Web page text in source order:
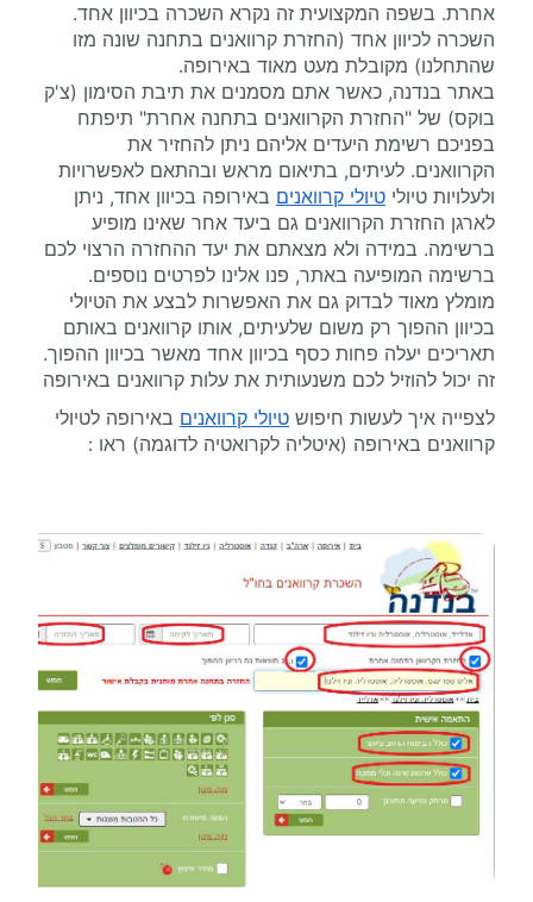
אחרת. בשפה המקצועית זה נקרא השכרה בכיוון אחד.
השכרה לכיוון אחד (החזרת קרוואנים בתחנה שונה מזו
שהתחלנו) מקובלת מעט מאוד באירופה.
באתר בנדנה, כאשר אתם מסמנים את תיבת הסימון (צ'ק
בוקס) של "החזרת הקרוואנים בתחנה אחרת" תיפתח
בפניכם רשימת היעדים אליהם ניתן להחזיר את
הקרוואנים. לעיתים, בתיאום מראש ובהתאם לאפשרויות
ולעלויות טיולי טיולי קרוואנים באירופה בכיוון אחד, ניתן
לארגן החזרת הקרוואנים גם ביעד אחר שאינו מופיע
ברשימה. במידה ולא מצאתם את יעד ההחזרה הרצוי לכם
ברשימה המופיעה באתר, פנו אלינו לפרטים נוספים.
מומלץ מאוד לבדוק גם את האפשרות לבצע את הטיולי
בכיוון ההפוך רק משום שלעיתים, אותו קרוואנים באותם
תאריכים יעלה פחות כסף בכיוון אחד מאשר בכיוון ההפוך.
זה יכול להוזיל לכם משנעותית את עלות קרוואנים באירופה
לצפייה איך לעשות חיפוש טיולי קרוואנים באירופה לטיולי
קרוואנים באירופה (איטליה לקרואטיה לדוגמה) ראו :